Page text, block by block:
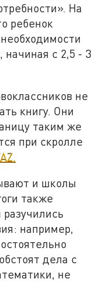
На
ребенок
начиная с 2,5 - 3
не
книгу. Они
таким же
при скролле
и школы
также
например,
дела с
не